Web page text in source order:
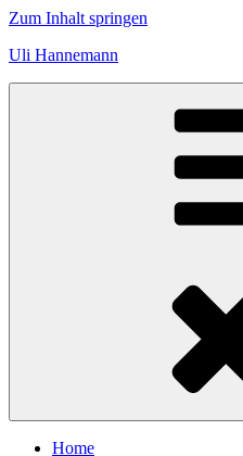
Zum Inhalt springen
Uli Hannemann
Home